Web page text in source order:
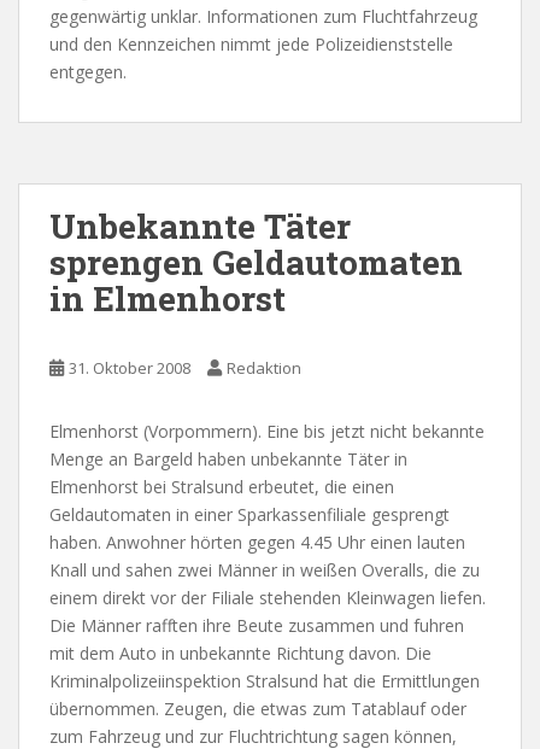
gegenwärtig unklar. Informationen zum Fluchtfahrzeug
und den Kennzeichen nimmt jede Polizeidienststelle
entgegen.
Unbekannte Täter
sprengen Geldautomaten
in Elmenhorst
31. Oktober 2008 Redaktion
Elmenhorst (Vorpommern). Eine bis jetzt nicht bekannte
Menge an Bargeld haben unbekannte Täter in
Elmenhorst bei Stralsund erbeutet, die einen
Geldautomaten in einer Sparkassenfiliale gesprengt
haben. Anwohner hörten gegen 4.45 Uhr einen lauten
Knall und sahen zwei Männer in weißen Overalls, die zu
einem direkt vor der Filiale stehenden Kleinwagen liefen.
Die Männer rafften ihre Beute zusammen und fuhren
mit dem Auto in unbekannte Richtung davon. Die
Kriminalpolizeiinspektion Stralsund hat die Ermittlungen
übernommen. Zeugen, die etwas zum Tatablauf oder
zum Fahrzeug und zur Fluchtrichtung sagen können,